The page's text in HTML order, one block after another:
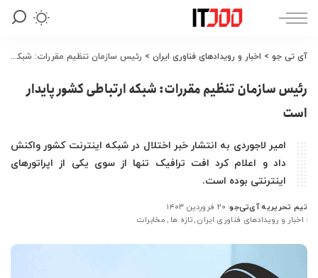
آی تی جو > اخبار و رویدادهای فناوری ایران > رئیس سازمان تنظیم مقررات: شبکه ارتباطی کشور پایدار است
رئیس سازمان تنظیم مقررات: شبکه ارتباطی کشور پایدار
است
امیر لاجوردی به انتشار خبر اختلال در شبکه اینترنت کشور واکنش
داد و اعلام کرد افت ترافیک تنها از سوی یکی از اپراتورهای
اینترنتی بوده است.
ارسال
شده
تیم تحریریه آی‌تی‌جو ۲۰ فروردین ۱۴۰۳
اخبار و رویدادهای فناوری ایران تازه ها مخابرات